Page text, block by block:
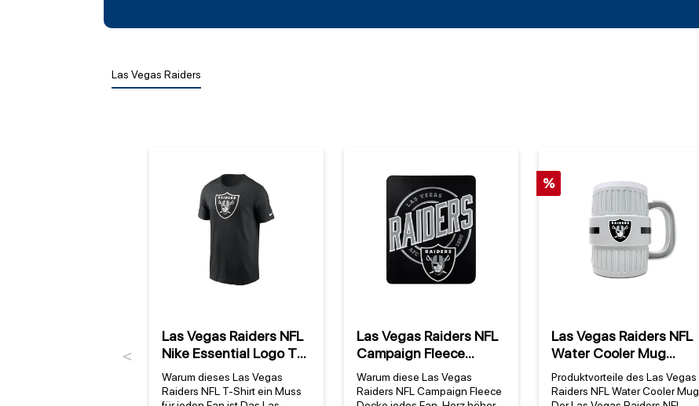
Las Vegas Raiders
Previous
Las Vegas Raiders NFL
Nike Essential Logo T-
Shirt Schwarz
Warum dieses Las Vegas
Raiders NFL T-Shirt ein Muss
Las Vegas Raiders NFL
Campaign Fleece
Decke
Warum diese Las Vegas
Raiders NFL Campaign Fleece
%
Las Vegas Raiders NFL
Water Cooler Mug
(1300 ml)
Produktvorteile des Las Vegas
Raiders NFL Water Cooler Mug